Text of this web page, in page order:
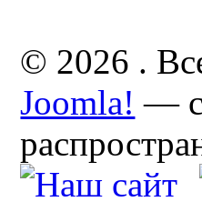
© 2026 .
Joomla! —